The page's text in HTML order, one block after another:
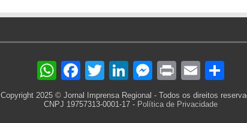
WhatsApp
Facebook
TwitterLinkedIn
Messenger
PrintEmail
Copyright 2025 © Jornal Imprensa Regional - Todos os direitos
CNPJ 19757313-0001-17 - Política de Privacidade